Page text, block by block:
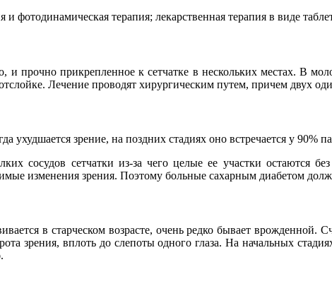
фотодинамическая терапия; лекарственная терапия в виде
и прочно прикрепленное к сетчатке в нескольких местах. В
Лечение проводят хирургическим путем, причем двух
ухудшается зрение, на поздних стадиях оно встречается у 90%
сосудов сетчатки из-за чего целые ее участки остаются
изменения зрения. Поэтому больные сахарным диабетом
в старческом возрасте, очень редко бывает
зрения, вплоть до слепоты одного глаза. На начальных